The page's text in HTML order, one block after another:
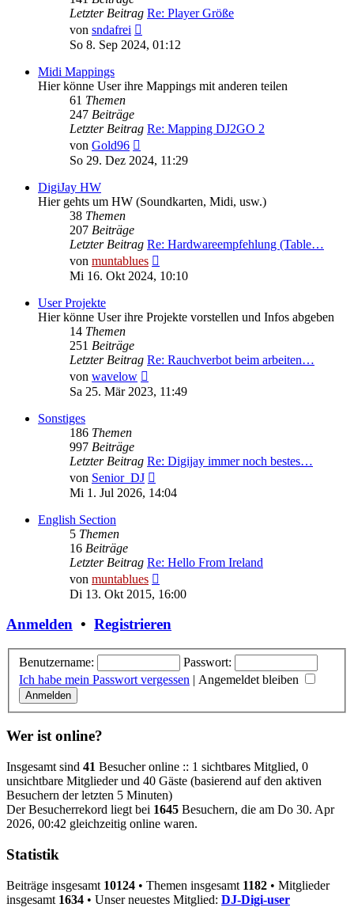
Letzter Beitrag Re: Player Größe
von sndafrei
Beitrag
So 8. Sep 2024, 01:12
Midi Mappings
Hier könne User ihre Mappings mit anderen teilen
61 Themen
247 Beiträge
Letzter Beitrag Re: Mapping DJ2GO 2
von Gold96
Beitrag
So 29. Dez 2024, 11:29
DigiJay HW
Hier gehts um HW (Soundkarten, Midi, usw.)
38 Themen
207 Beiträge
Letzter Beitrag Re: Hardwareempfehlung (Table…
von muntablues
Beitrag
Mi 16. Okt 2024, 10:10
User Projekte
Hier könne User ihre Projekte vorstellen und Infos abgeben
14 Themen
251 Beiträge
Letzter Beitrag Re: Rauchverbot beim arbeiten…
von wavelow
Beitrag
Sa 25. Mär 2023, 11:49
Sonstiges
186 Themen
997 Beiträge
Letzter Beitrag Re: Digijay immer noch bestes…
von Senior_DJ
Beitrag
Mi 1. Jul 2026, 14:04
English Section
5 Themen
16 Beiträge
Letzter Beitrag Re: Hello From Ireland
von muntablues
Beitrag
Di 13. Okt 2015, 16:00
Anmelden • Registrieren
Benutzername:
Passwort:
Ich habe mein Passwort vergessen | Angemeldet bleiben
Wer ist online?
Insgesamt sind 41 Besucher online :: 1 sichtbares Mitglied, 0
unsichtbare Mitglieder und 40 Gäste (basierend auf den aktiven
Besuchern der letzten 5 Minuten)
Der Besucherrekord liegt bei 1645 Besuchern, die am Do 30. Apr
2026, 00:42 gleichzeitig online waren.
Statistik
Beiträge insgesamt 10124 • Themen insgesamt 1182 • Mitglieder
insgesamt 1634 • Unser neuestes Mitglied: DJ-Digi-user